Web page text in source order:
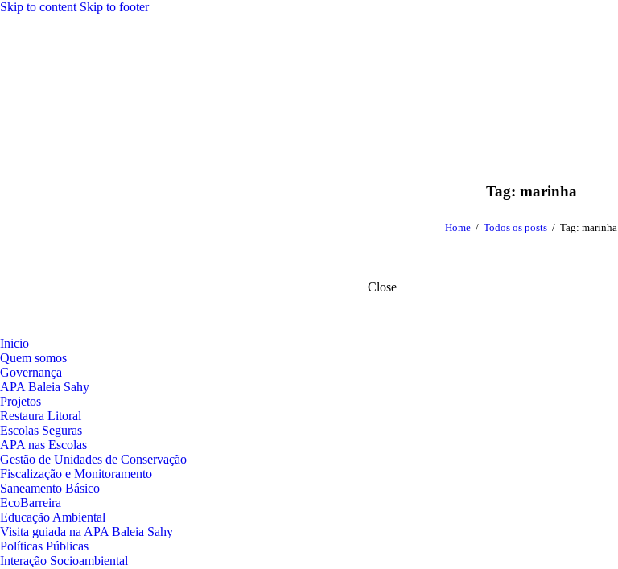
Skip to content Skip to footer
Tag: marinha
Home Todos os posts Tag: marinha
Close
Inicio
Quem somos
Governança
APA Baleia Sahy
Projetos
Restaura Litoral
Escolas Seguras
APA nas Escolas
Gestão de Unidades de Conservação
Fiscalização e Monitoramento
Saneamento Básico
EcoBarreira
Educação Ambiental
Visita guiada na APA Baleia Sahy
Políticas Públicas
Interação Socioambiental